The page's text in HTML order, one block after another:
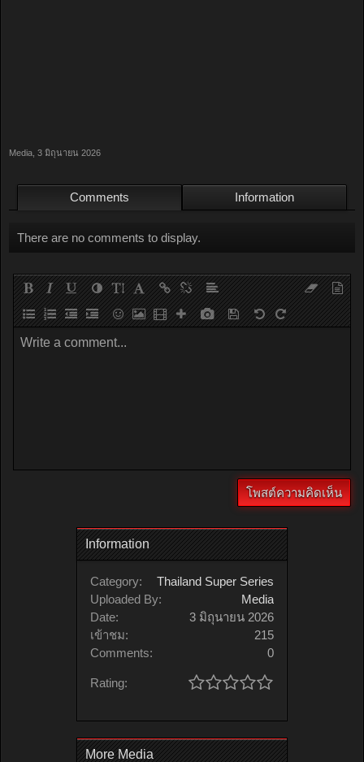
Media 3 มิถุนายน 2026
Comments Information
There are no comments to display.
Write a comment...
Information
Category:
Thailand Super Series
Uploaded By:
Media
Date:
3 มิถุนายน 2026
เข้าชม:
215
Comments:
0
Rating:
More Media